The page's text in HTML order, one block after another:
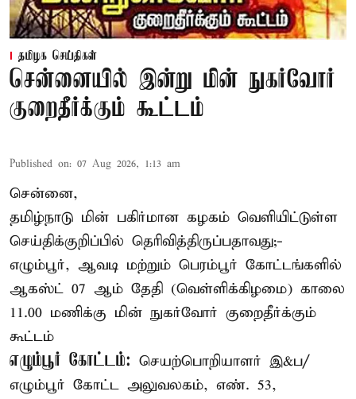
தமிழக செய்திகள்
சென்னையில் இன்று மின் நுகர்வோர்
குறைதீர்க்கும் கூட்டம்
Published on: 07 Aug 2026, 1:13 am
சென்னை,
தமிழ்நாடு மின் பகிர்மான கழகம் வெளியிட்டுள்ள
செய்திக்குறிப்பில் தெரிவித்திருப்பதாவது;-
எழும்பூர், ஆவடி மற்றும் பெரம்பூர் கோட்டங்களில்
ஆகஸ்ட் 07 ஆம் தேதி (வெள்ளிக்கிழமை) காலை
11.00 மணிக்கு மின் நுகர்வோர் குறைதீர்க்கும்
கூட்டம்
எழும்பூர் கோட்டம்: செயற்பொறியாளர் இ&ப/
எழும்பூர் கோட்ட அலுவலகம், எண். 53,